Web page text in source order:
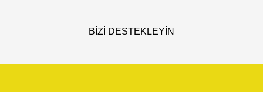
BİZİ DESTEKLEYİN